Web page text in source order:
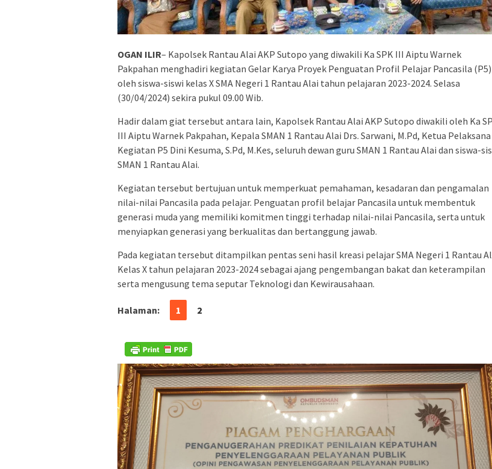
OGAN ILIR– Kapolsek Rantau Alai AKP Sutopo yang diwakili Ka SPK III Aiptu Warnek
Pakpahan menghadiri kegiatan Gelar Karya Proyek Penguatan Profil Pelajar Pancasila (P5)
oleh siswa-siswi kelas X SMA Negeri 1 Rantau Alai tahun pelajaran 2023-2024. Selasa
(30/04/2024) sekira pukul 09.00 Wib.
Hadir dalam giat tersebut antara lain, Kapolsek Rantau Alai AKP Sutopo diwakili oleh Ka
III Aiptu Warnek Pakpahan, Kepala SMAN 1 Rantau Alai Drs. Sarwani, M.Pd, Ketua Pelaksana
Kegiatan P5 Dini Kesuma, S.Pd, M.Kes, seluruh dewan guru SMAN 1 Rantau Alai dan siswa-
SMAN 1 Rantau Alai.
Kegiatan tersebut bertujuan untuk memperkuat pemahaman, kesadaran dan pengamalan
nilai-nilai Pancasila pada pelajar. Penguatan profil belajar Pancasila untuk membentuk
generasi muda yang memiliki komitmen tinggi terhadap nilai-nilai Pancasila, serta untuk
menyiapkan generasi yang berkualitas dan bertanggung jawab.
Pada kegiatan tersebut ditampilkan pentas seni hasil kreasi pelajar SMA Negeri 1 Rantau
Kelas X tahun pelajaran 2023-2024 sebagai ajang pengembangan bakat dan keterampilan
serta mengusung tema seputar Teknologi dan Kewirausahaan.
Halaman: 1 2